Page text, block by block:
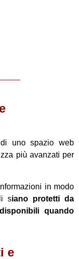
uno spazio web
più avanzati per
in modo
siano protetti da
quando
e